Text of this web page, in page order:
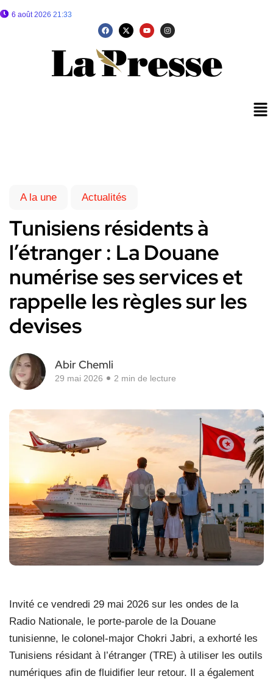
6 août 2026 21:33
A la une Actualités
Tunisiens résidents à
l’étranger : La Douane
numérise ses services et
rappelle les règles sur les
devises
Abir Chemli
29 mai 2026 2 min de lecture
Invité ce vendredi 29 mai 2026 sur les ondes de la
Radio Nationale, le porte-parole de la Douane
tunisienne, le colonel-major Chokri Jabri, a exhorté les
Tunisiens résidant à l’étranger (TRE) à utiliser les outils
numériques afin de fluidifier leur retour. Il a également